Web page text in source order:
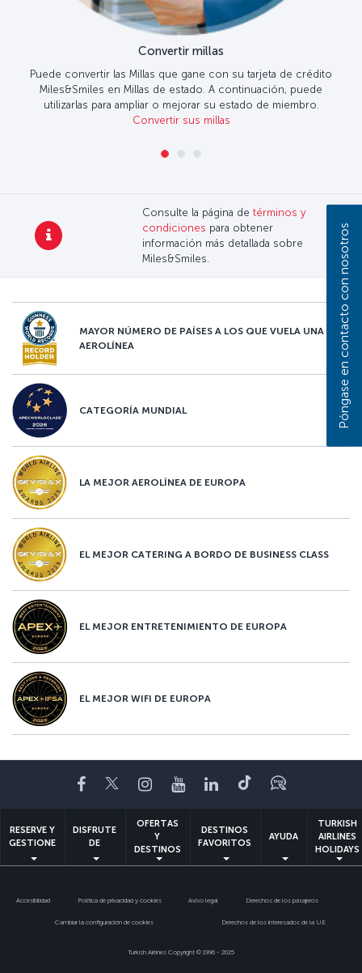
Convertir millas
Puede convertir las Millas que gane con su tarjeta de crédito
Miles&Smiles en Millas de estado. A continuación, puede
utilizarlas para ampliar o mejorar su estado de miembro.
Convertir sus millas
Consulte la página de términos y
condiciones para obtener
información más detallada sobre
Miles&Smiles.
MAYOR NÚMERO DE PAÍSES A LOS QUE VUELA UNA
AEROLÍNEA
CATEGORÍA MUNDIAL
LA MEJOR AEROLÍNEA DE EUROPA
EL MEJOR CATERING A BORDO DE BUSINESS CLASS
EL MEJOR ENTRETENIMIENTO DE EUROPA
EL MEJOR WIFI DE EUROPA
Facebook
TwitterInstagram
YouTubeLinkedIn
TikTokBlog
RESERVE Y
GESTIONE
DISFRUTE
DE
OFERTAS
Y
DESTINOS
DESTINOS
FAVORITOS
AYUDA
TURKISH
AIRLINES
HOLIDAYS
Accesibilidad Política de privacidad y cookies Aviso legal Derechos de los pasajeros
Cambiar la configuración de cookies Derechos de los interesados de la UE
Turkish Airlines Copyright © 1996 - 2025
Póngase en contacto con nosotros